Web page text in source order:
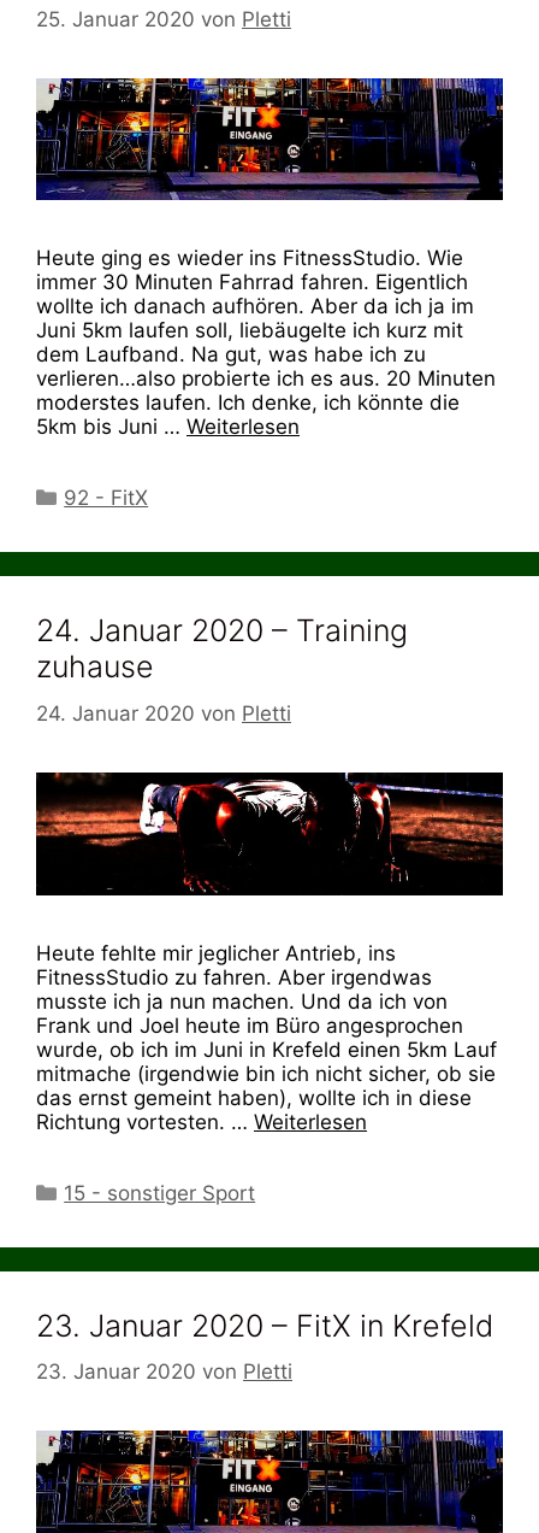
25. Januar 2020 von Pletti
Heute ging es wieder ins FitnessStudio. Wie
immer 30 Minuten Fahrrad fahren. Eigentlich
wollte ich danach aufhören. Aber da ich ja im
Juni 5km laufen soll, liebäugelte ich kurz mit
dem Laufband. Na gut, was habe ich zu
verlieren…also probierte ich es aus. 20 Minuten
moderstes laufen. Ich denke, ich könnte die
5km bis Juni … Weiterlesen
Kategorien
92 - FitX
24. Januar 2020 – Training
zuhause
24. Januar 2020 von Pletti
Heute fehlte mir jeglicher Antrieb, ins
FitnessStudio zu fahren. Aber irgendwas
musste ich ja nun machen. Und da ich von
Frank und Joel heute im Büro angesprochen
wurde, ob ich im Juni in Krefeld einen 5km Lauf
mitmache (irgendwie bin ich nicht sicher, ob sie
das ernst gemeint haben), wollte ich in diese
Richtung vortesten. … Weiterlesen
Kategorien
15 - sonstiger Sport
23. Januar 2020 – FitX in Krefeld
23. Januar 2020 von Pletti